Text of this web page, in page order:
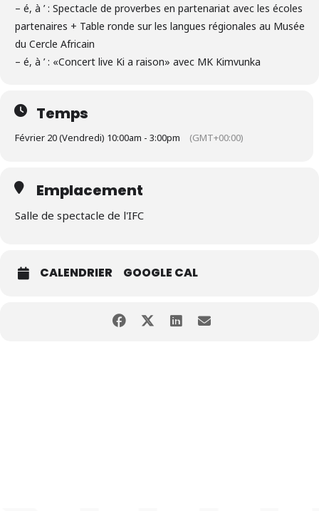
– é, à ’ : Spectacle de proverbes en partenariat avec les écoles
partenaires + Table ronde sur les langues régionales au Musée
du Cercle Africain
– é, à ’ : «Concert live Ki a raison» avec MK Kimvunka
Temps
Février 20 (Vendredi) 10:00am - 3:00pm (GMT+00:00)
Emplacement
Salle de spectacle de l'IFC
CALENDRIER GOOGLE CAL